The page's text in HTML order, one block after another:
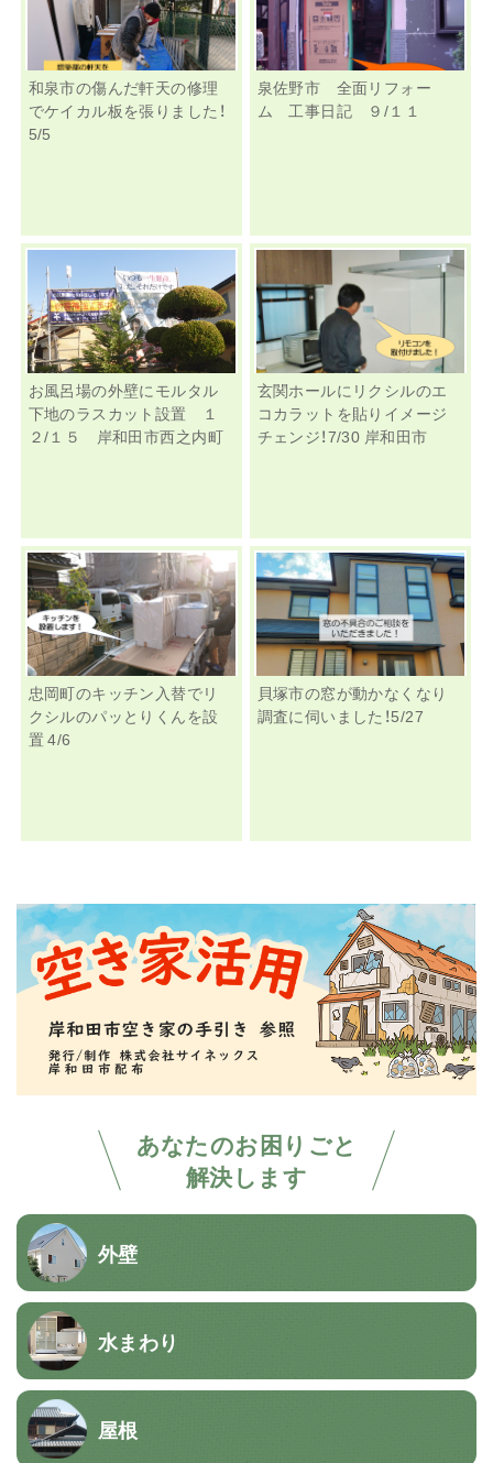
あなたのお困りごと
解決します
外壁
水まわり
屋根
和泉市の傷んだ軒天の修理
でケイカル板を張りました！
5/5
泉佐野市 全面リフォー
ム 工事日記 ９/１１
お風呂場の外壁にモルタル
下地のラスカット設置 １
２/１５ 岸和田市西之内町
玄関ホールにリクシルのエ
コカラットを貼りイメージ
チェンジ！7/30 岸和田市
忠岡町のキッチン入替でリ
クシルのパッとりくんを設
置 4/6
貝塚市の窓が動かなくなり
調査に伺いました！5/27